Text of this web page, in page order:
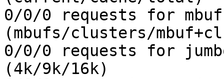
0/0/0 requests for
(mbufs/clusters/
0/0/0 requests for
(4k/9k/16k)